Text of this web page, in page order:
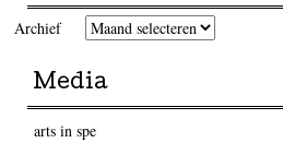
Archief
Media
arts in spe